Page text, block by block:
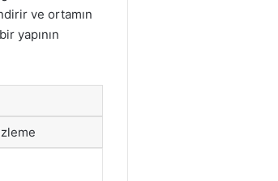
ve ortamın
yapının